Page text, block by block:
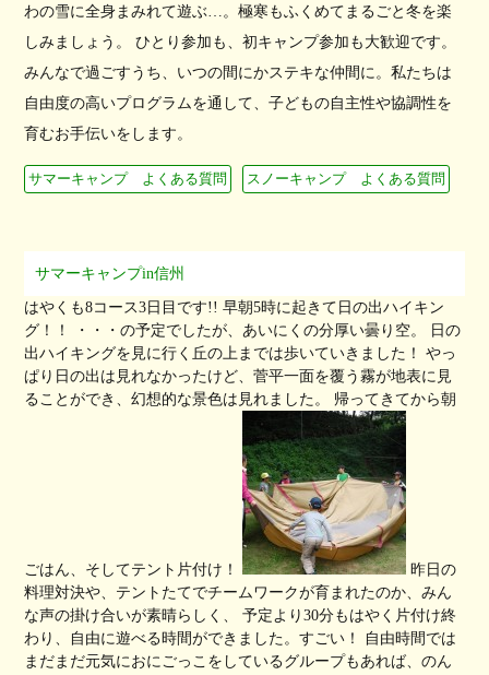
わの雪に全身まみれて遊ぶ…。極寒もふくめてまるごと冬を楽
しみましょう。 ひとり参加も、初キャンプ参加も大歓迎です。
みんなで過ごすうち、いつの間にかステキな仲間に。私たちは
自由度の高いプログラムを通して、子どもの自主性や協調性を
育むお手伝いをします。
サマーキャンプ よくある質問 スノーキャンプ よくある質問
サマーキャンプin信州
はやくも8コース3日目です!! 早朝5時に起きて日の出ハイキン
グ！！ ・・・の予定でしたが、あいにくの分厚い曇り空。 日の
出ハイキングを見に行く丘の上までは歩いていきました！ やっ
ぱり日の出は見れなかったけど、菅平一面を覆う霧が地表に見
ることができ、幻想的な景色は見れました。 帰ってきてから朝
ごはん、そしてテント片付け！
昨日の
料理対決や、テントたてでチームワークが育まれたのか、みん
な声の掛け合いが素晴らしく、 予定より30分もはやく片付け終
わり、自由に遊べる時間ができました。すごい！ 自由時間では
まだまだ元気におにごっこをしているグループもあれば、のん